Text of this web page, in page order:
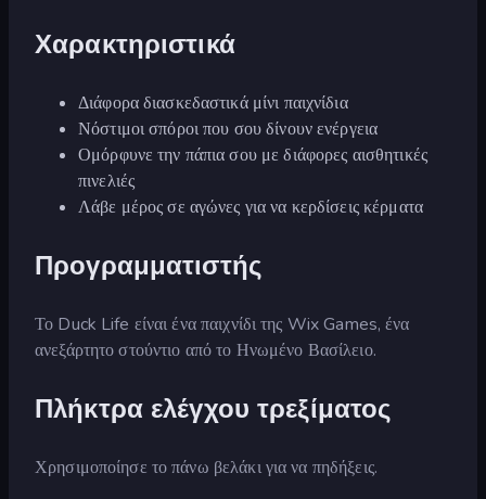
Χαρακτηριστικά
Διάφορα διασκεδαστικά μίνι παιχνίδια
Νόστιμοι σπόροι που σου δίνουν ενέργεια
Ομόρφυνε την πάπια σου με διάφορες αισθητικές
πινελιές
Λάβε μέρος σε αγώνες για να κερδίσεις κέρματα
Προγραμματιστής
Το Duck Life είναι ένα παιχνίδι της Wix Games, ένα
ανεξάρτητο στούντιο από το Ηνωμένο Βασίλειο.
Πλήκτρα ελέγχου τρεξίματος
Χρησιμοποίησε το πάνω βελάκι για να πηδήξεις.